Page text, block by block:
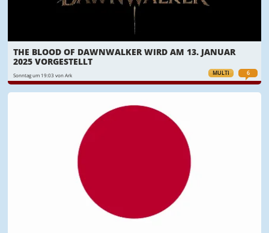
MULTI 6
THE BLOOD OF DAWNWALKER WIRD AM 13. JANUAR
2025 VORGESTELLT
Sonntag um 19:03 von Ark